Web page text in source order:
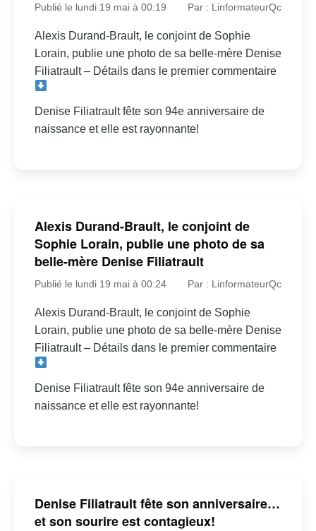
Publié le lundi 19 mai à 00:19 Par : LinformateurQc
Alexis Durand-Brault, le conjoint de Sophie
Lorain, publie une photo de sa belle-mère Denise
Filiatrault – Détails dans le premier commentaire
Denise Filiatrault fête son 94e anniversaire de
naissance et elle est rayonnante!
Alexis Durand-Brault, le conjoint de
Sophie Lorain, publie une photo de sa
belle-mère Denise Filiatrault
Publié le lundi 19 mai à 00:24 Par : LinformateurQc
Alexis Durand-Brault, le conjoint de Sophie
Lorain, publie une photo de sa belle-mère Denise
Filiatrault – Détails dans le premier commentaire
Denise Filiatrault fête son 94e anniversaire de
naissance et elle est rayonnante!
Denise Filiatrault fête son anniversaire…
et son sourire est contagieux!